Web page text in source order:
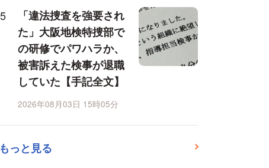
「違法捜査を強要され
た」大阪地検特捜部で
の研修でパワハラか、
被害訴えた検事が退職
していた【手記全文】
2026年08月03日 15時05分
もっと見る